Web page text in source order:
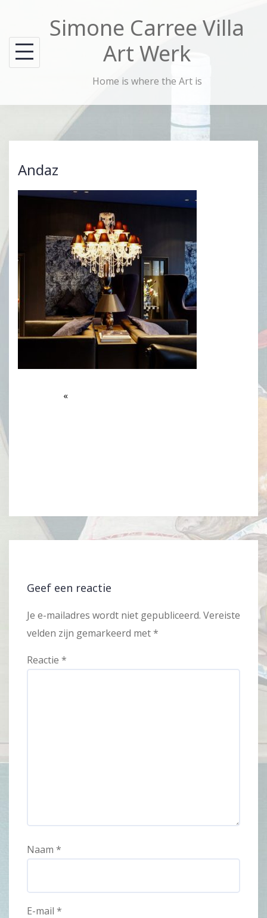
content
Simone Carree Villa
Art Werk
Home is where the Art is
Andaz
Geef een reactie
Je e-mailadres wordt niet gepubliceerd. Vereiste
velden zijn gemarkeerd met*
Reactie *
Naam *
E-mail *